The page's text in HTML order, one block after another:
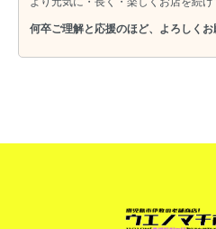
何卒ご理解と応援のほど、よろしくお